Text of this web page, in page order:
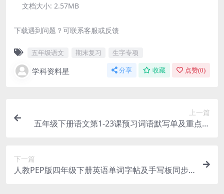
文档大小: 2.57MB
下载遇到问题？可联系客服或反馈
五年级语文 期末复习 生字专项
学科资料星 分享 收藏 点赞(0)
上一篇
五年级下册语文第1-23课预习词语默写单及重点生
下一篇
人教PEP版四年级下册英语单词字帖及手写板同步